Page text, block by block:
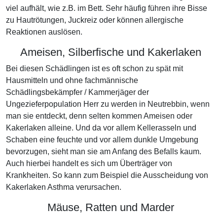
viel aufhält, wie z.B. im Bett. Sehr häufig führen ihre Bisse
zu Hautrötungen, Juckreiz oder können allergische
Reaktionen auslösen.
Ameisen, Silberfische und Kakerlaken
Bei diesen Schädlingen ist es oft schon zu spät mit
Hausmitteln und ohne fachmännische
Schädlingsbekämpfer / Kammerjäger der
Ungezieferpopulation Herr zu werden in Neutrebbin, wenn
man sie entdeckt, denn selten kommen Ameisen oder
Kakerlaken alleine. Und da vor allem Kellerasseln und
Schaben eine feuchte und vor allem dunkle Umgebung
bevorzugen, sieht man sie am Anfang des Befalls kaum.
Auch hierbei handelt es sich um Überträger von
Krankheiten. So kann zum Beispiel die Ausscheidung von
Kakerlaken Asthma verursachen.
Mäuse, Ratten und Marder